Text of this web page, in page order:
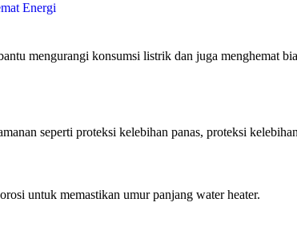
Energi
mengurangi konsumsi listrik dan juga menghemat
seperti proteksi kelebihan panas, proteksi
untuk memastikan umur panjang water heater.